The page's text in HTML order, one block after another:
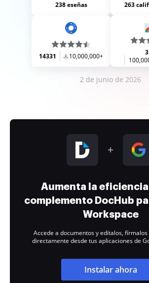
238 eseñas 263
14331 10,000,000+
2 de junio de 2026
Aumenta la eficiencia
complemento DocHub
Workspace
Accede a documentos y edítalos,
directamente desde tus aplicaciones de
Instalar ahora